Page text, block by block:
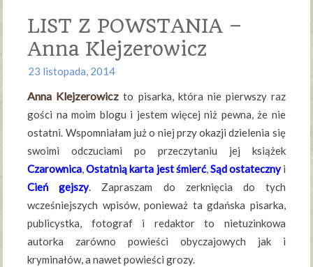
LIST Z POWSTANIA –
Anna Klejzerowicz
23 listopada, 2014
Anna Klejzerowicz to pisarka, która nie pierwszy raz
gości na moim blogu i jestem więcej niż pewna, że nie
ostatni. Wspomniałam już o niej przy okazji dzielenia się
swoimi odczuciami po przeczytaniu jej książek
Czarownica,Ostatnią karta jest śmierć,Sąd ostatecznyi
Cień gejszy. Zapraszam do zerknięcia do tych
wcześniejszych wpisów, ponieważ ta gdańska pisarka,
publicystka, fotograf i redaktor to nietuzinkowa
autorka zarówno powieści obyczajowych jak i
kryminałów, a nawet powieści grozy.